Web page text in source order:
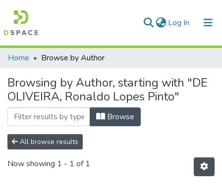
Log In (current)
Communities & Collections
All of DSpace
Home Browse by Author
Browsing by Author, starting with "DE
OLIVEIRA, Ronaldo Lopes Pinto"
Browse
All browse results
Now showing 1 - 1 of 1